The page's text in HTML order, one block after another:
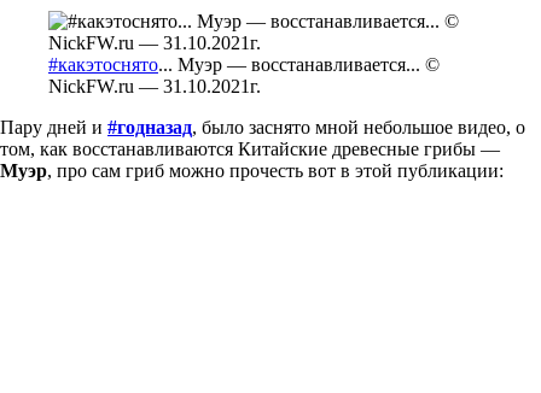
#какэтоснято... Муэр — восстанавливается... ©
NickFW.ru — 31.10.2021г.
Пару дней и #годназад, было заснято мной небольшое видео, о
том, как восстанавливаются Китайские древесные грибы —
Муэр, про сам гриб можно прочесть вот в этой публикации: